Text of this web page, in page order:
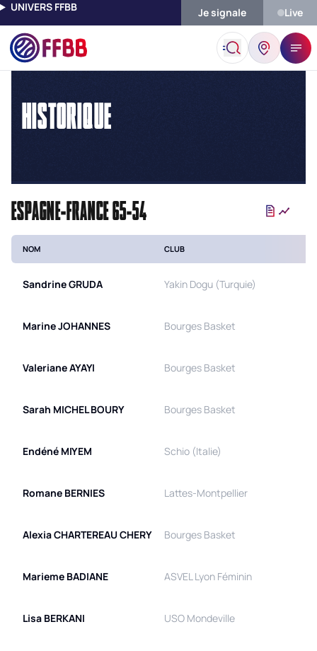
UNIVERS FFBB Je signale Live
Accueil Historique
HISTORIQUE
ESPAGNE-FRANCE 65-54
NOM CLUB
SandrineGRUDA Yakin Dogu (Turquie)
MarineJOHANNES Bourges Basket
ValerianeAYAYI Bourges Basket
Sarah MICHEL BOURY Bourges Basket
Endéné MIYEM Schio (Italie)
Romane BERNIES Lattes-Montpellier
AlexiaCHARTEREAU CHERY Bourges Basket
Marieme BADIANE ASVEL Lyon Féminin
Lisa BERKANI USO Mondeville